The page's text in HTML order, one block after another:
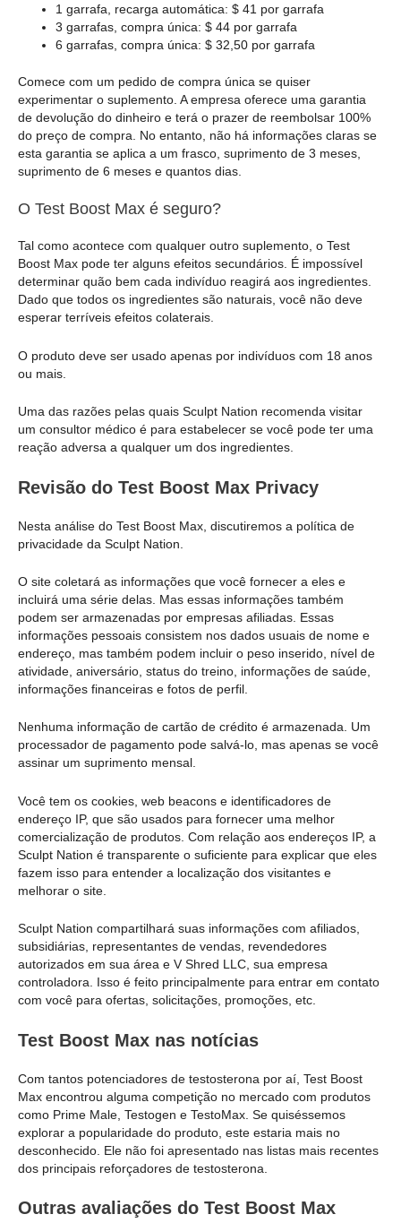
1 garrafa, recarga automática: $ 41 por garrafa
3 garrafas, compra única: $ 44 por garrafa
6 garrafas, compra única: $ 32,50 por garrafa
Comece com um pedido de compra única se quiser
experimentar o suplemento. A empresa oferece uma garantia
de devolução do dinheiro e terá o prazer de reembolsar 100%
do preço de compra. No entanto, não há informações claras se
esta garantia se aplica a um frasco, suprimento de 3 meses,
suprimento de 6 meses e quantos dias.
O Test Boost Max é seguro?
Tal como acontece com qualquer outro suplemento, o Test
Boost Max pode ter alguns efeitos secundários. É impossível
determinar quão bem cada indivíduo reagirá aos ingredientes.
Dado que todos os ingredientes são naturais, você não deve
esperar terríveis efeitos colaterais.
O produto deve ser usado apenas por indivíduos com 18 anos
ou mais.
Uma das razões pelas quais Sculpt Nation recomenda visitar
um consultor médico é para estabelecer se você pode ter uma
reação adversa a qualquer um dos ingredientes.
Revisão do Test Boost Max Privacy
Nesta análise do Test Boost Max, discutiremos a política de
privacidade da Sculpt Nation.
O site coletará as informações que você fornecer a eles e
incluirá uma série delas. Mas essas informações também
podem ser armazenadas por empresas afiliadas. Essas
informações pessoais consistem nos dados usuais de nome e
endereço, mas também podem incluir o peso inserido, nível de
atividade, aniversário, status do treino, informações de saúde,
informações financeiras e fotos de perfil.
Nenhuma informação de cartão de crédito é armazenada. Um
processador de pagamento pode salvá-lo, mas apenas se você
assinar um suprimento mensal.
Você tem os cookies, web beacons e identificadores de
endereço IP, que são usados para fornecer uma melhor
comercialização de produtos. Com relação aos endereços IP, a
Sculpt Nation é transparente o suficiente para explicar que eles
fazem isso para entender a localização dos visitantes e
melhorar o site.
Sculpt Nation compartilhará suas informações com afiliados,
subsidiárias, representantes de vendas, revendedores
autorizados em sua área e V Shred LLC, sua empresa
controladora. Isso é feito principalmente para entrar em contato
com você para ofertas, solicitações, promoções, etc.
Test Boost Max nas notícias
Com tantos potenciadores de testosterona por aí, Test Boost
Max encontrou alguma competição no mercado com produtos
como Prime Male, Testogen e TestoMax. Se quiséssemos
explorar a popularidade do produto, este estaria mais no
desconhecido. Ele não foi apresentado nas listas mais recentes
dos principais reforçadores de testosterona.
Outras avaliações do Test Boost Max